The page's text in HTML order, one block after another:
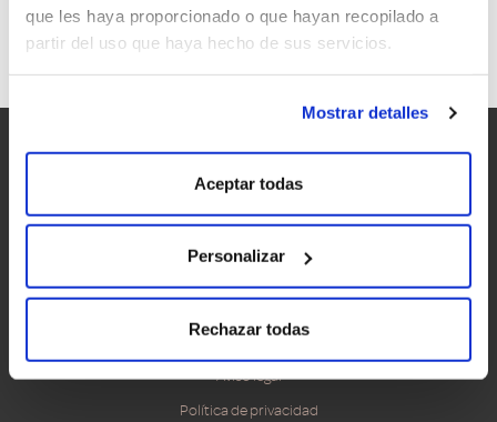
que les haya proporcionado o que hayan recopilado a
partir del uso que haya hecho de sus servicios.
Mostrar detalles
Aceptar todas
Personalizar
Rechazar todas
Aviso legal
Política de privacidad